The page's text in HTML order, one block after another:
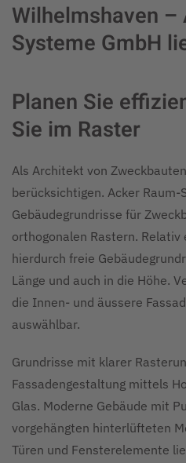
Wilhelmshaven –
Systeme GmbH
Planen Sie
Sie im Raster
Als Architekt von
berücksichtigen. Acker
Gebäudegrundrisse für
orthogonalen Rastern.
hierdurch freie
Länge und auch in die Höhe.
die Innen- und äussere
auswählbar.
Grundrisse mit klarer
Fassadengestaltung mittels
Glas. Moderne Gebäude mit
vorgehängten hinterlüfteten
Türen und Fensterelemente